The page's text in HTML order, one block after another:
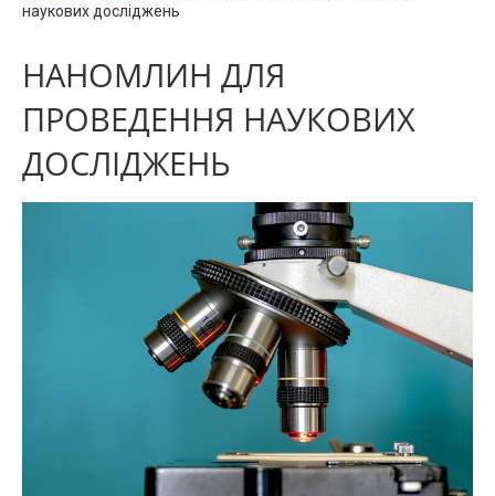
наукових досліджень
НАНОМЛИН ДЛЯ
ПРОВЕДЕННЯ НАУКОВИХ
ДОСЛІДЖЕНЬ